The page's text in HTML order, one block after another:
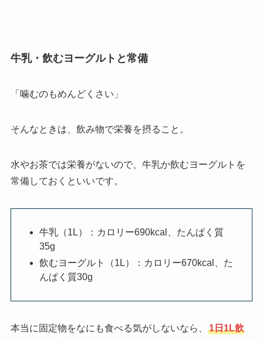
牛乳・飲むヨーグルトと常備
「噛むのもめんどくさい」
そんなときは、飲み物で栄養を摂ること。
水やお茶では栄養がないので、牛乳か飲むヨーグルトを
常備しておくといいです。
牛乳（1L）：カロリー690kcal、たんぱく質
35g
飲むヨーグルト（1L）：カロリー670kcal、た
んぱく質30g
本当に固定物をなにも食べる気がしないなら、
1日1L飲